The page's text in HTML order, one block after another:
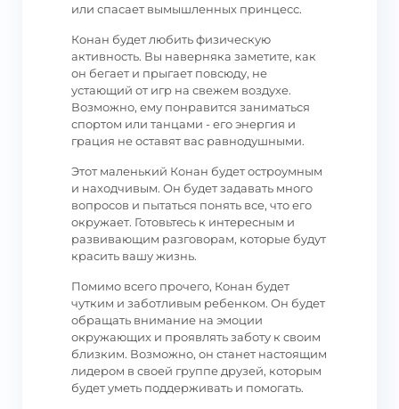
или спасает вымышленных принцесс.
Конан будет любить физическую
активность. Вы наверняка заметите, как
он бегает и прыгает повсюду, не
устающий от игр на свежем воздухе.
Возможно, ему понравится заниматься
спортом или танцами - его энергия и
грация не оставят вас равнодушными.
Этот маленький Конан будет остроумным
и находчивым. Он будет задавать много
вопросов и пытаться понять все, что его
окружает. Готовьтесь к интересным и
развивающим разговорам, которые будут
красить вашу жизнь.
Помимо всего прочего, Конан будет
чутким и заботливым ребенком. Он будет
обращать внимание на эмоции
окружающих и проявлять заботу к своим
близким. Возможно, он станет настоящим
лидером в своей группе друзей, которым
будет уметь поддерживать и помогать.